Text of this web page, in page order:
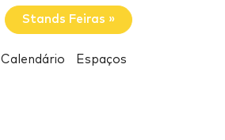
Stands Feiras »
Calendário Espaços